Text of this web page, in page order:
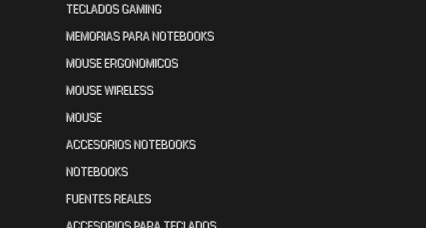
TECLADOS GAMING
MEMORIAS PARA NOTEBOOKS
MOUSE ERGONOMICOS
MOUSE WIRELESS
MOUSE
ACCESORIOS NOTEBOOKS
NOTEBOOKS
FUENTES REALES